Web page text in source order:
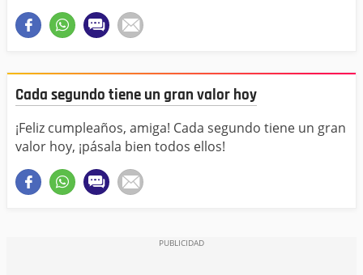
Cada segundo tiene un gran valor hoy
¡Feliz cumpleaños, amiga! Cada segundo tiene un gran
valor hoy, ¡pásala bien todos ellos!